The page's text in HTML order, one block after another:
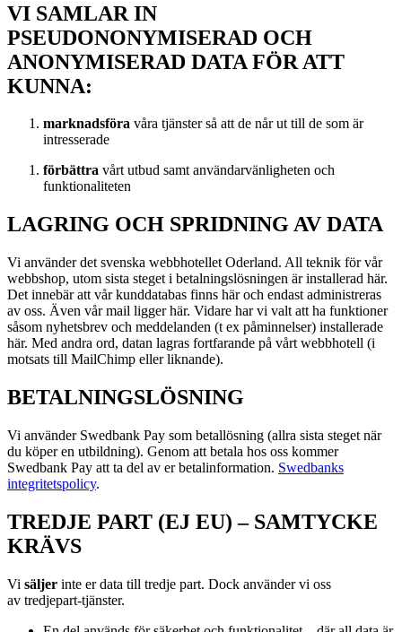
VI SAMLAR IN
PSEUDONONYMISERAD OCH
ANONYMISERAD DATA FÖR ATT
KUNNA:
marknadsföra våra tjänster så att de når ut till de som är
intresserade
förbättra vårt utbud samt användarvänligheten och
funktionaliteten
LAGRING OCH SPRIDNING AV DATA
Vi använder det svenska webbhotellet Oderland. All teknik för vår
webbshop, utom sista steget i betalningslösningen är installerad här.
Det innebär att vår kunddatabas finns här och endast administreras
av oss. Även vår mail ligger här. Vidare har vi valt att ha funktioner
såsom nyhetsbrev och meddelanden (t ex påminnelser) installerade
här. Med andra ord, datan lagras fortfarande på vårt webbhotell (i
motsats till MailChimp eller liknande).
BETALNINGSLÖSNING
Vi använder Swedbank Pay som betallösning (allra sista steget när
du köper en utbildning). Genom att betala hos oss kommer
Swedbank Pay att ta del av er betalinformation. Swedbanks
integritetspolicy.
TREDJE PART (EJ EU) – SAMTYCKE
KRÄVS
Vi säljer inte er data till tredje part. Dock använder vi oss
av tredjepart-tjänster.